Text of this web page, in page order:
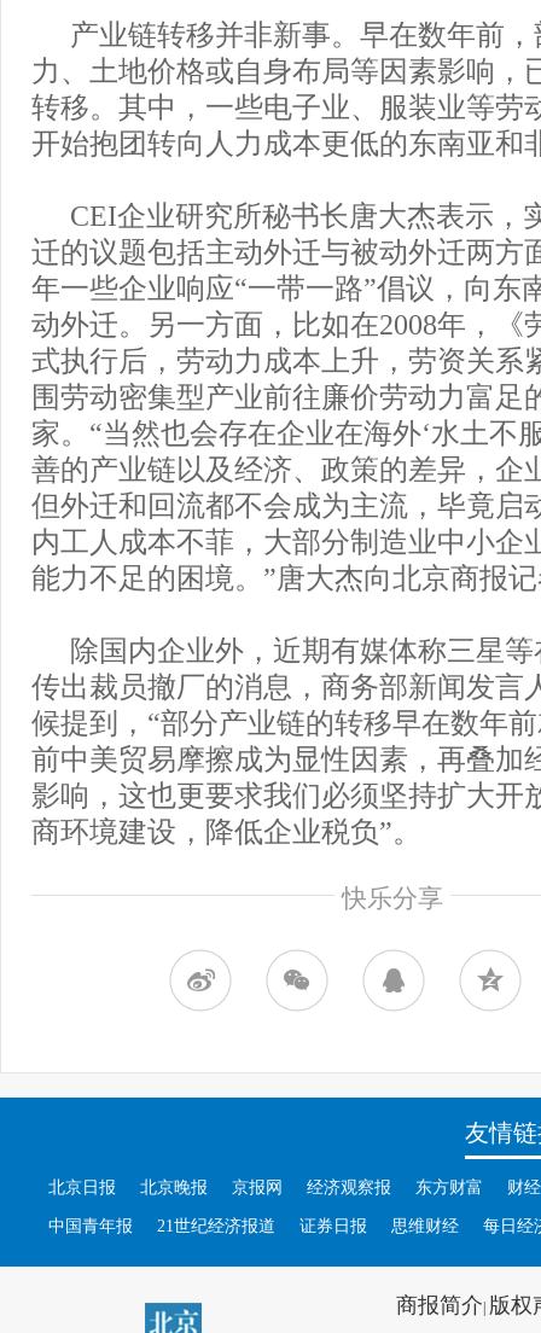
产业链转移并非新事。早在数年前
力、土地价格或自身布局等因素影响，
转移。其中，一些电子业、服装业等劳
开始抱团转向人力成本更低的东南亚和
CEI企业研究所秘书长唐大杰表示，
迁的议题包括主动外迁与被动外迁两方
年一些企业响应“一带一路”倡议，向东
动外迁。另一方面，比如在2008年，《
式执行后，劳动力成本上升，劳资关系
围劳动密集型产业前往廉价劳动力富足
家。“当然也会存在企业在海外‘水土不
善的产业链以及经济、政策的差异，企
但外迁和回流都不会成为主流，毕竟启
内工人成本不菲，大部分制造业中小企
能力不足的困境。”唐大杰向北京商报
除国内企业外，近期有媒体称三星
传出裁员撤厂的消息，商务部新闻发言
候提到，“部分产业链的转移早在数年
前中美贸易摩擦成为显性因素，再叠加
影响，这也更要求我们必须坚持扩大开
商环境建设，降低企业税负”。
快乐分享
友情
北京日报 北京晚报 京报网 经济观察报 东方财富 财
中国青年报 21世纪经济报道 证券日报 思维财经 每日经
商报简介| 版权